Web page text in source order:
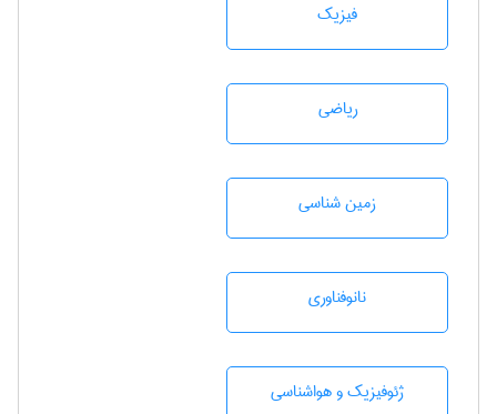
فیزیک
رياضی
زمين شناسی
نانوفناوری
ژئوفيزيك و هواشناسی